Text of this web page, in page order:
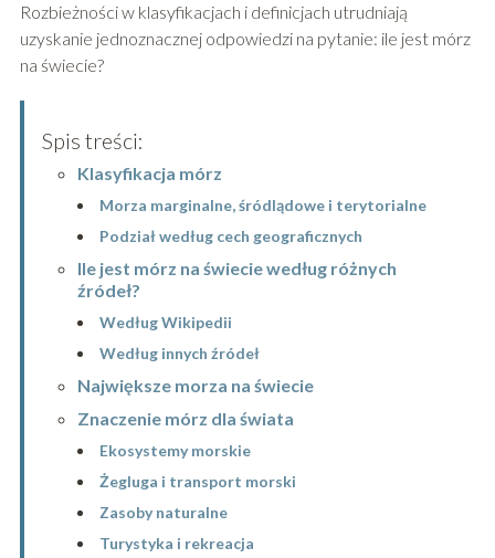
Rozbieżności w klasyfikacjach i definicjach utrudniają
uzyskanie jednoznacznej odpowiedzi na pytanie: ile jest mórz
na świecie?
Spis treści:
Klasyfikacja mórz
Morza marginalne, śródlądowe i terytorialne
Podział według cech geograficznych
Ile jest mórz na świecie według różnych
źródeł?
Według Wikipedii
Według innych źródeł
Największe morza na świecie
Znaczenie mórz dla świata
Ekosystemy morskie
Żegluga i transport morski
Zasoby naturalne
Turystyka i rekreacja